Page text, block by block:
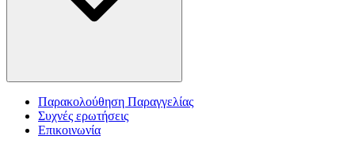
Παρακολούθηση Παραγγελίας
Συχνές ερωτήσεις
Επικοινωνία